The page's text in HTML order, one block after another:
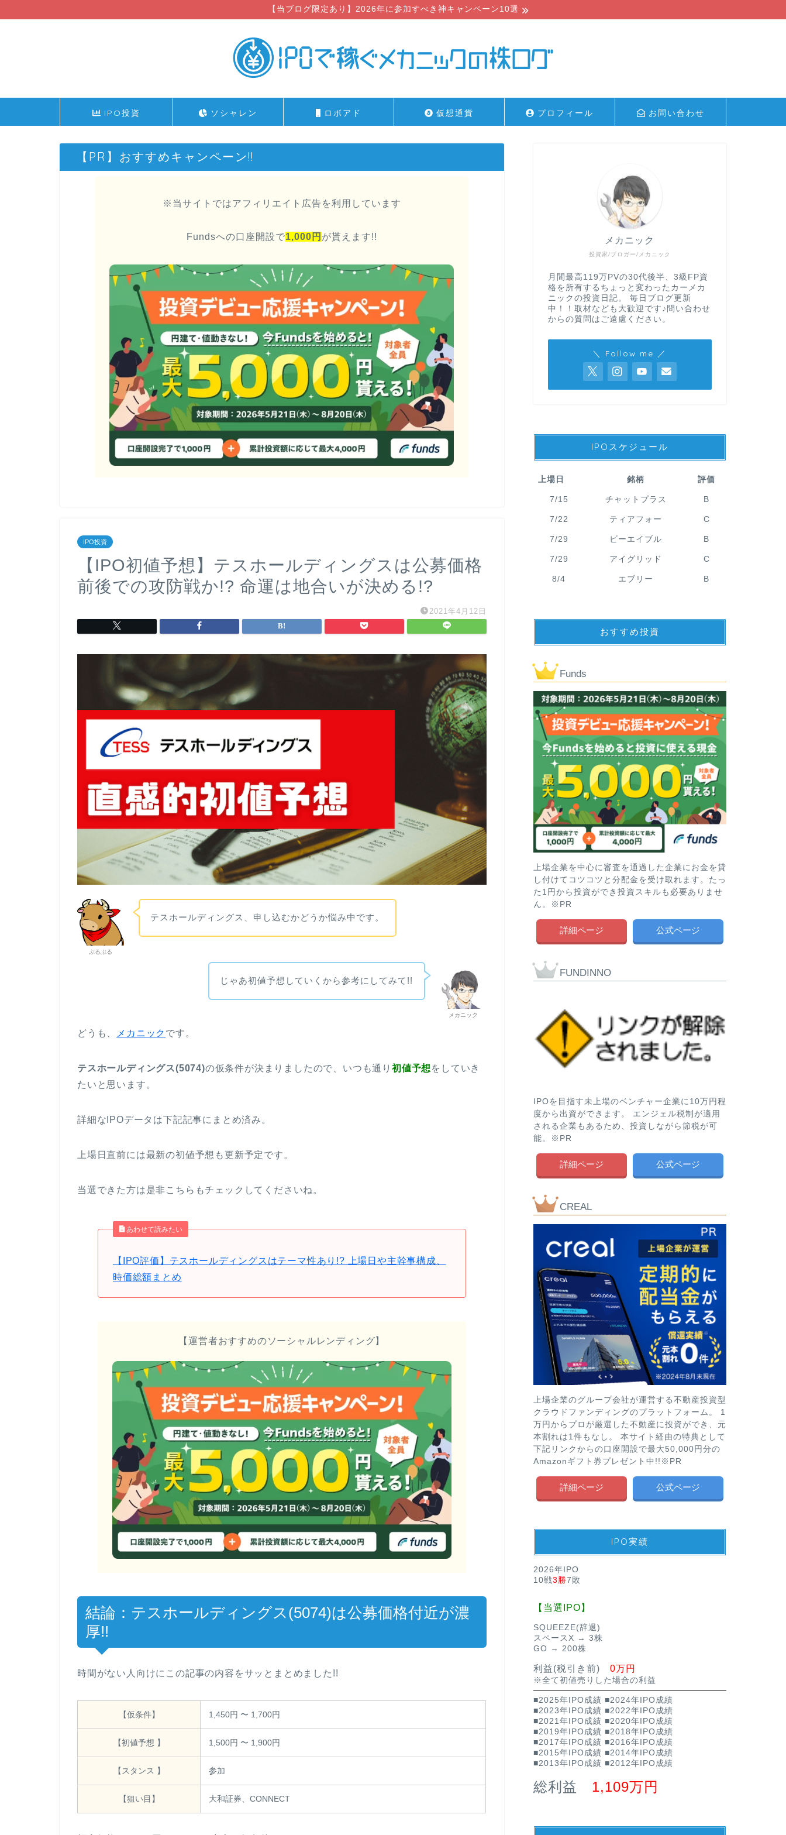
【当ブログ限定あり】2026年に参加すべき神キャンペーン10選
IPO投資 ソシャレン ロボアド 仮想通貨 プロフィール お問い合わせ
【PR】おすすめキャンペーン!!
※当サイトではアフィリエイト広告を利用しています
Fundsへの口座開設で1,000円 が貰えます!!
IPO投資
【IPO初値予想】テスホールディングスは公募価格
前後での攻防戦か!? 命運は地合いが決める!?
2021年4月12日
ぶるぶる
テスホールディングス、申し込むかどうか悩み中です。
メカニック
じゃあ初値予想していくから参考にしてみて!!
どうも、 メカニック です。
テスホールディングス(5074)の仮条件が決まりましたので、いつも通り初値予想 をしていき
たいと思います。
詳細なIPOデータは下記記事にまとめ済み。
上場日直前には最新の初値予想も更新予定です。
当選できた方は是非こちらもチェックしてくださいね。
あわせて読みたい
【IPO評価】テスホールディングスはテーマ性あり!? 上場日や主幹事構成、
時価総額まとめ
【運営者おすすめのソーシャルレンディング】
結論：テスホールディングス(5074)は公募価格付近が濃
厚!!
時間がない人向けにこの記事の内容をサッとまとめました!!
【仮条件】 1,450円 〜 1,700円
【初値予想 】 1,500円 〜 1,900円
【スタンス 】 参加
【狙い目】 大和証券、CONNECT
投資家/ブロガー/メカニック
メカニック
月間最高119万PVの30代後半、3級FP資
格を所有するちょっと変わったカーメカ
ニックの投資日記。 毎日ブログ更新
中！！取材なども大歓迎です♪問い合わせ
からの質問はご遠慮ください。
＼ Follow me ／
IPOスケジュール
上場日 銘柄 評価
7/15 チャットプラス B
7/22 ティアフォー C
7/29 ビーエイブル B
7/29 アイグリッド C
8/4 エブリー B
おすすめ投資
Funds
上場企業を中心に審査を通過した企業にお金を貸
し付けてコツコツと分配金を受け取れます。たっ
た1円から投資ができ投資スキルも必要ありませ
ん。※PR
詳細ページ 公式ページ
FUNDINNO
IPOを目指す未上場のベンチャー企業に10万円程
度から出資ができます。 エンジェル税制が適用
される企業もあるため、投資しながら節税が可
能。※PR
詳細ページ 公式ページ
CREAL
上場企業のグループ会社が運営する不動産投資型
クラウドファンディングのプラットフォーム。 1
万円からプロが厳選した不動産に投資ができ、元
本割れは1件もなし。 本サイト経由の特典として
下記リンクからの口座開設で最大50,000円分の
Amazonギフト券プレゼント中!!※PR
詳細ページ 公式ページ
IPO実績
2026年IPO
10戦3勝7敗
【当選IPO】
SQUEEZE(辞退)
スペースX → 3株
GO → 200株
利益(税引き前) 0万円
※全て初値売りした場合の利益
■2025年IPO成績 ■2024年IPO成績
■2023年IPO成績 ■2022年IPO成績
■2021年IPO成績 ■2020年IPO成績
■2019年IPO成績 ■2018年IPO成績
■2017年IPO成績 ■2016年IPO成績
■2015年IPO成績 ■2014年IPO成績
■2013年IPO成績 ■2012年IPO成績
総利益 1,109万円